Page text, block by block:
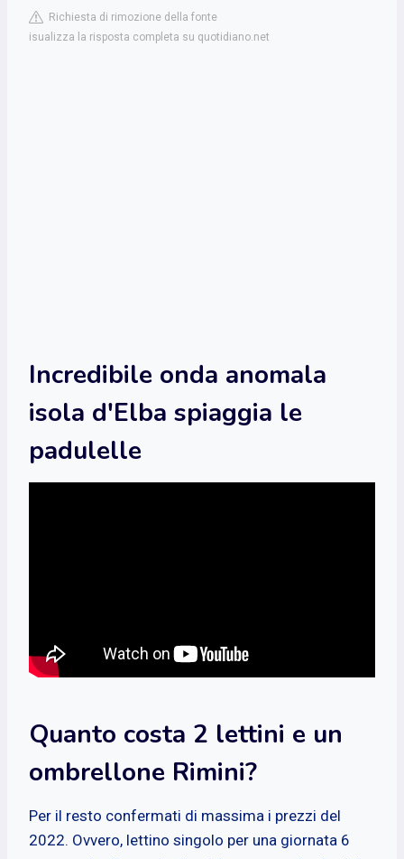
Richiesta di rimozione della fonte
isualizza la risposta completa su quotidiano.net
Incredibile onda anomala
isola d'Elba spiaggia le
padulelle
Quanto costa 2 lettini e un
ombrellone Rimini?
Per il resto confermati di massima i prezzi del
2022. Ovvero, lettino singolo per una giornata 6